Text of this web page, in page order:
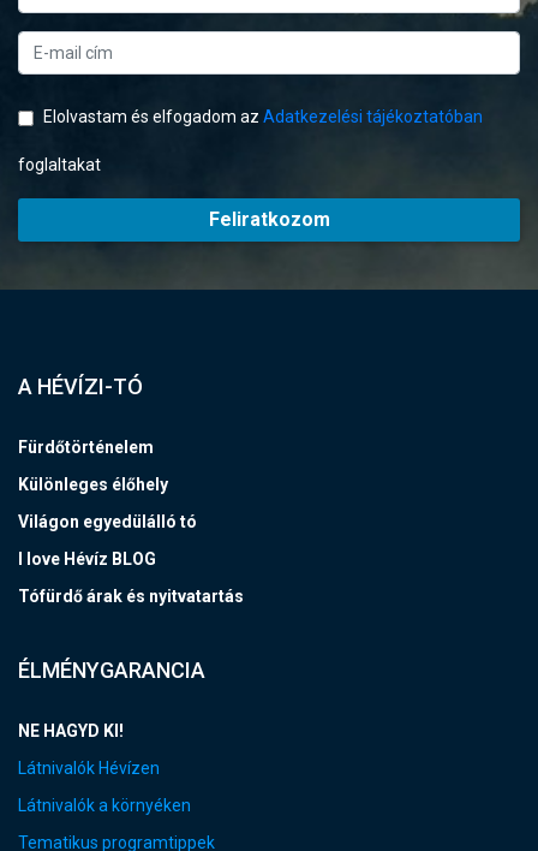
Elolvastam és elfogadom az Adatkezelési tájékoztatóban
foglaltakat
Feliratkozom
A HÉVÍZI-TÓ
Fürdőtörténelem
Különleges élőhely
Világon egyedülálló tó
I love Hévíz BLOG
Tófürdő árak és nyitvatartás
ÉLMÉNYGARANCIA
NE HAGYD KI!
Látnivalók Hévízen
Látnivalók a környéken
Tematikus programtippek